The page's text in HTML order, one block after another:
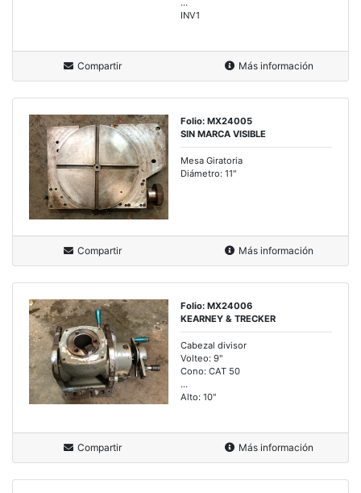
...
INV1
Compartir Más información
Folio: MX24005
SIN MARCA VISIBLE
Mesa Giratoria
Diámetro: 11"
Compartir Más información
Folio: MX24006
KEARNEY & TRECKER
Cabezal divisor
Volteo: 9"
Cono: CAT 50
...
Alto: 10"
Compartir Más información